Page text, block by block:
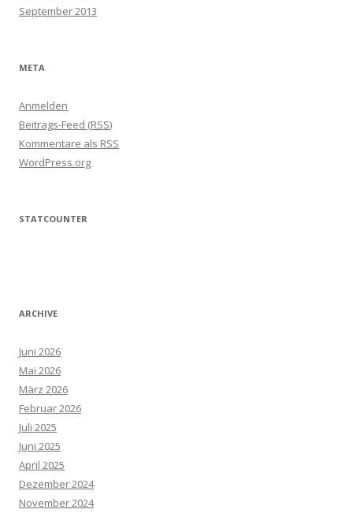
September 2013
META
Anmelden
Beitrags-Feed (RSS)
Kommentare als RSS
WordPress.org
STATCOUNTER
ARCHIVE
Juni 2026
Mai 2026
März 2026
Februar 2026
Juli 2025
Juni 2025
April 2025
Dezember 2024
November 2024